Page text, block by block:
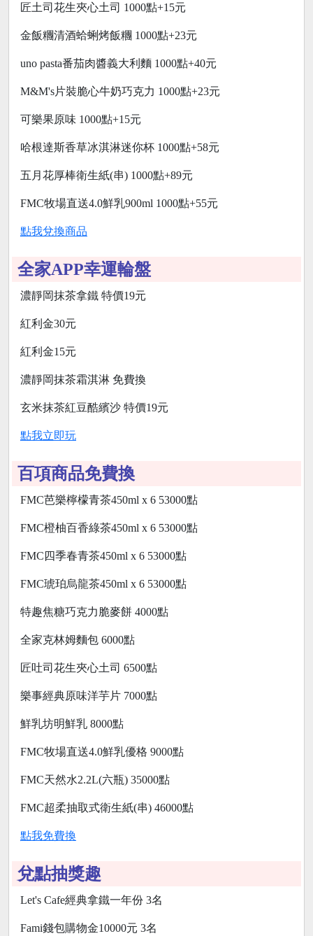
匠土司花生夾心土司 1000點+15元
金飯糰清酒蛤蜊烤飯糰 1000點+23元
uno pasta番茄肉醬義大利麵 1000點+40元
M&M's片裝脆心牛奶巧克力 1000點+23元
可樂果原味 1000點+15元
哈根達斯香草冰淇淋迷你杯 1000點+58元
五月花厚棒衛生紙(串) 1000點+89元
FMC牧場直送4.0鮮乳900ml 1000點+55元
點我兌換商品
全家APP幸運輪盤
濃靜岡抹茶拿鐵 特價19元
紅利金30元
紅利金15元
濃靜岡抹茶霜淇淋 免費換
玄米抹茶紅豆酷繽沙 特價19元
點我立即玩
百項商品免費換
FMC芭樂檸檬青茶450ml x 6 53000點
FMC橙柚百香綠茶450ml x 6 53000點
FMC四季春青茶450ml x 6 53000點
FMC琥珀烏龍茶450ml x 6 53000點
特趣焦糖巧克力脆麥餅 4000點
全家克林姆麵包 6000點
匠吐司花生夾心土司 6500點
樂事經典原味洋芋片 7000點
鮮乳坊明鮮乳 8000點
FMC牧場直送4.0鮮乳優格 9000點
FMC天然水2.2L(六瓶) 35000點
FMC超柔抽取式衛生紙(串) 46000點
點我免費換
兌點抽獎趣
Let's Cafe經典拿鐵一年份 3名
Fami錢包購物金10000元 3名